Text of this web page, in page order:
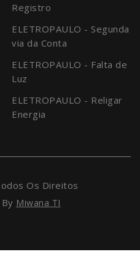
Registro
ELETROPAULO - Segunda
via da Conta
ELETROPAULO - Falta de
Luz
ELETROPAULO - Religar
Energia
Os Direitos
Miwana TI